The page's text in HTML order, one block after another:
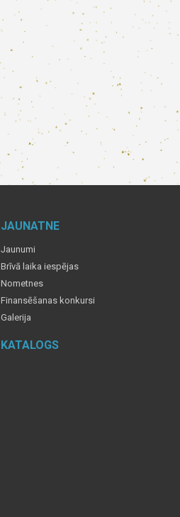
JAUNATNE
Jaunumi
Brīvā laika iespējas
Nometnes
Finansēšanas konkursi
Galerija
KATALOGS